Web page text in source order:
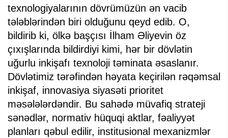
texnologiyalarının dövrümüzün ən vacib
tələblərindən biri olduğunu qeyd edib. O,
bildirib ki, ölkə başçısı İlham Əliyevin öz
çıxışlarında bildirdiyi kimi, hər bir dövlətin
uğurlu inkişafı texnoloji təminata əsaslanır.
Dövlətimiz tərəfindən həyata keçirilən rəqəmsal
inkişaf, innovasiya siyasəti prioritet
məsələlərdəndir. Bu sahədə müvafiq strateji
sənədlər, normativ hüquqi aktlar, fəaliyyət
planları qəbul edilir, institusional mexanizmlər